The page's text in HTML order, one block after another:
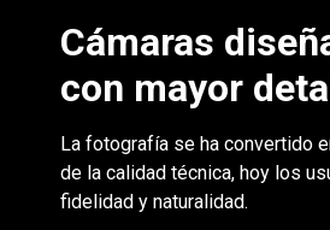
Cámaras
con mayor
La fotografía se ha convertido
de la calidad técnica, hoy los
fidelidad y naturalidad.